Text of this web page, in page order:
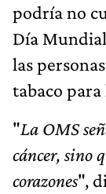
podría no
Día
las
tabaco para
"La OMS
cáncer, sino
corazones",